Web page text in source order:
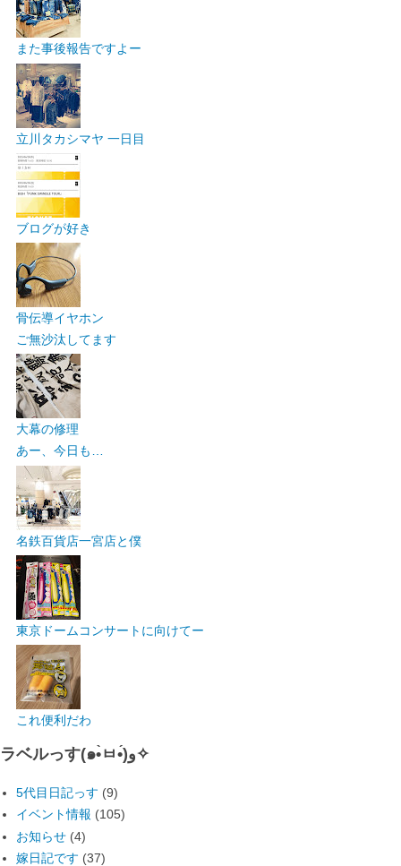
また事後報告ですよー
立川タカシマヤ 一日目
ブログが好き
骨伝導イヤホン
ご無沙汰してます
大幕の修理
あー、今日も…
名鉄百貨店一宮店と僕
東京ドームコンサートに向けてー
これ便利だわ
ラベルっす(๑•̀ㅂ•́)و✧
5代目日記っす (9)
イベント情報 (105)
お知らせ (4)
嫁日記です (37)